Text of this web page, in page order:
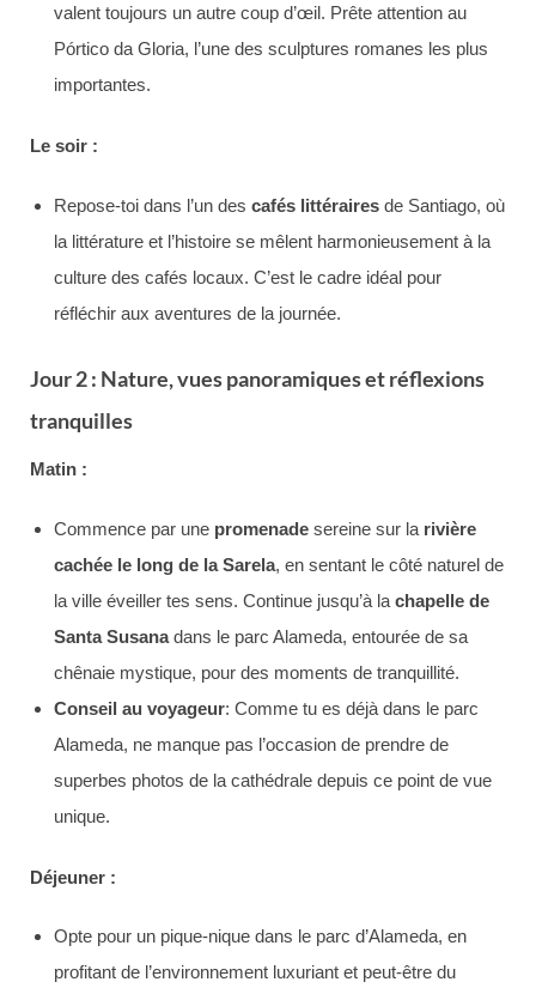
valent toujours un autre coup d’œil. Prête attention au
Pórtico da Gloria, l’une des sculptures romanes les plus
importantes.
Le soir :
Repose-toi dans l’un des cafés littéraires de Santiago, où
la littérature et l’histoire se mêlent harmonieusement à la
culture des cafés locaux. C’est le cadre idéal pour
réfléchir aux aventures de la journée.
Jour 2 : Nature, vues panoramiques et réflexions
tranquilles
Matin :
Commence par une promenade sereine sur la rivière
cachée le long de la Sarela, en sentant le côté naturel de
la ville éveiller tes sens. Continue jusqu’à la chapelle de
Santa Susanadans le parc Alameda, entourée de sa
chênaie mystique, pour des moments de tranquillité.
Conseil au voyageur: Comme tu es déjà dans le parc
Alameda, ne manque pas l’occasion de prendre de
superbes photos de la cathédrale depuis ce point de vue
unique.
Déjeuner :
Opte pour un pique-nique dans le parc d’Alameda, en
profitant de l’environnement luxuriant et peut-être du